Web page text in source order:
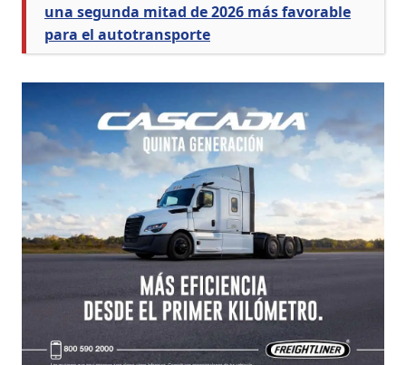
una segunda mitad de 2026 más favorable
para el autotransporte